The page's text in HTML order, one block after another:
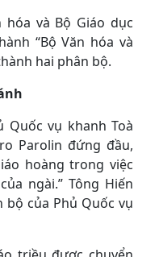
hóa và Bộ Giáo dục
“Bộ Văn hóa và
hai phân bộ.
Quốc vụ khanh Toà
Parolin đứng đầu,
hoàng trong việc
ngài.” Tông Hiến
bộ của Phủ Quốc vụ